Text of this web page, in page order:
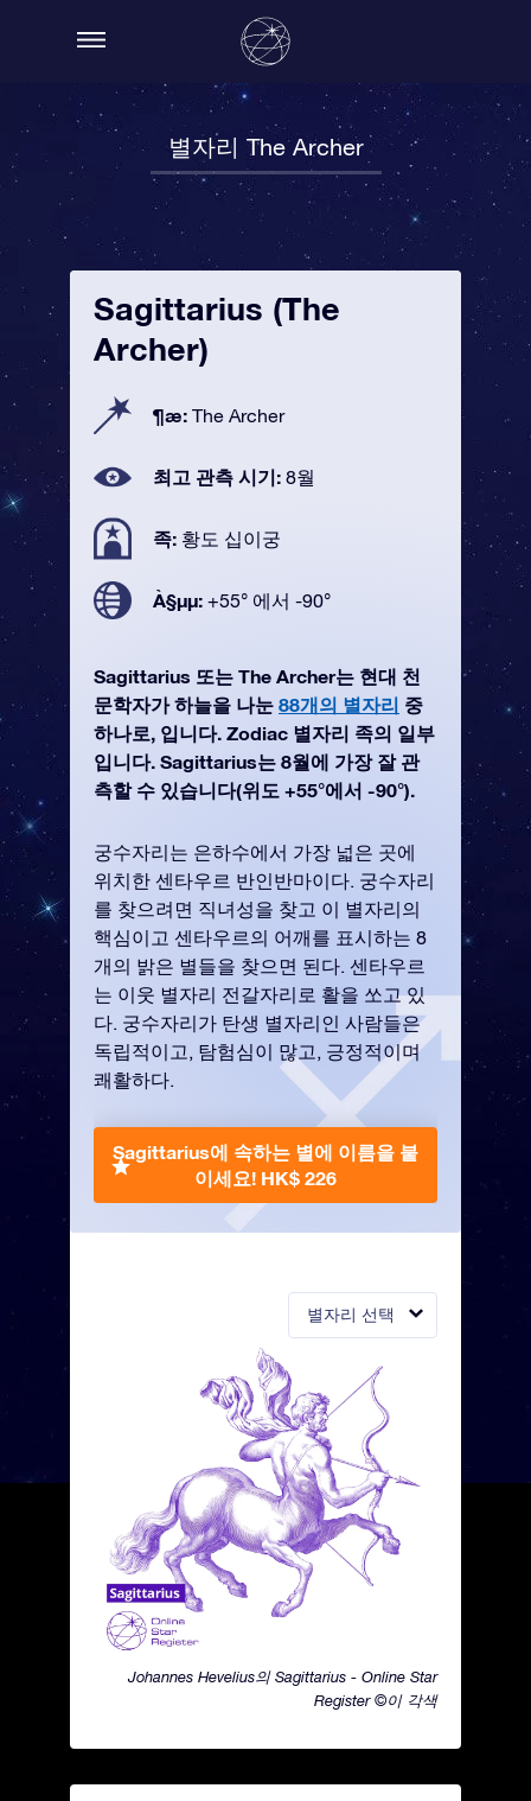
별자리 The Archer
별자리 선택
Johannes Hevelius의 Sagittarius - Online Star
Register ©이 각색
Sagittarius (The
Archer)
¶æ: The Archer
최고 관측 시기: 8월
족: 황도 십이궁
À§µµ: +55° 에서 -90°
Sagittarius 또는 The Archer는 현대 천
문학자가 하늘을 나눈 88개의 별자리 중
하나로, 입니다. Zodiac 별자리 족의 일부
입니다. Sagittarius는 8월에 가장 잘 관
측할 수 있습니다(위도 +55°에서 -90°).
궁수자리는 은하수에서 가장 넓은 곳에
위치한 센타우르 반인반마이다. 궁수자리
를 찾으려면 직녀성을 찾고 이 별자리의
핵심이고 센타우르의 어깨를 표시하는 8
개의 밝은 별들을 찾으면 된다. 센타우르
는 이웃 별자리 전갈자리로 활을 쏘고 있
다. 궁수자리가 탄생 별자리인 사람들은
독립적이고, 탐험심이 많고, 긍정적이며
쾌활하다.
Sagittarius에 속하는 별에 이름을 붙
이세요! HK$ 226